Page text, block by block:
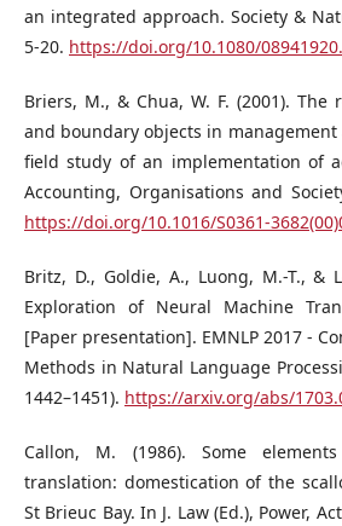
an integrated approach. Society &
5-20. https://doi.org/10.1080/
Briers, M., & Chua, W. F. (2001). The
and boundary objects in
field study of an implementation of
Accounting, Organisations and
https://doi.org/10.1016/S0361-
Britz, D., Goldie, A., Luong, M.-T., &
Exploration of Neural Machine
[Paper presentation]. EMNLP 2017 -
Methods in Natural Language
1442–1451). https://arxiv.org/abs/
Callon, M. (1986). Some
translation: domestication of the
St Brieuc Bay. In J. Law (Ed.), Power,